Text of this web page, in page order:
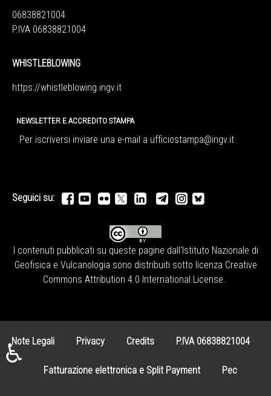
06838821004
P.IVA 06838821004
WHISTLEBLOWING
https://whistleblowing.ingv. it
NEWSLETTER E ACCREDITO STAMPA
Per iscriversi inviare una e-mail a ufficiostampa@ingv.it
Seguici su:
I contenuti pubblicati su queste pagine dall'Istituto Nazionale di
Geofisica e Vulcanologia sono distribuiti sotto licenza Creative
Commons Attribution 4.0 International License
Note Legali Privacy Credits P.IVA 06838821004
Fatturazione elettronica e Split Payment Pec